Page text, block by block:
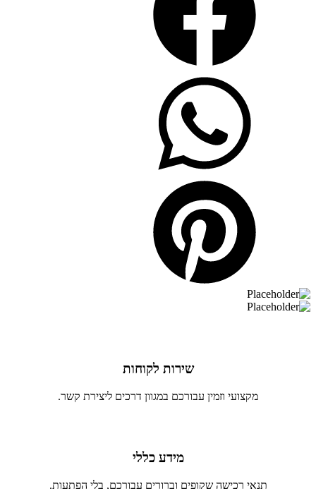
שירות לקוחות
מקצועי וזמין עבורכם במגוון דרכים ליצירת קשר.
מידע כללי
תנאי רכישה שקופים וברורים עבורכם, בלי הפתעות.